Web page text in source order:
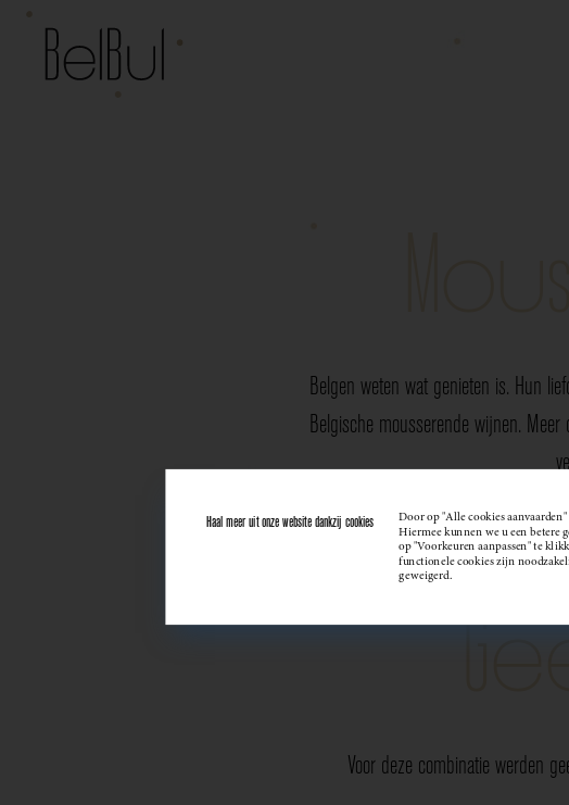
Belgen weten wat genieten is. Hun
Belgische mousserende wijnen.
Voor deze combinatie werden
Haal meer uit onze website dankzij cookies Door op "Alle cookies
Hiermee kunnen we u een betere
op "Voorkeuren aanpassen" te
functionele cookies zijn
geweigerd.